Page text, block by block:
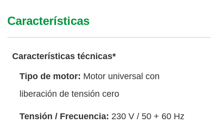
Características
Características técnicas*
Tipo de motor: Motor universal con
liberación de tensión cero
Tensión / Frecuencia: 230 V / 50 + 60 Hz